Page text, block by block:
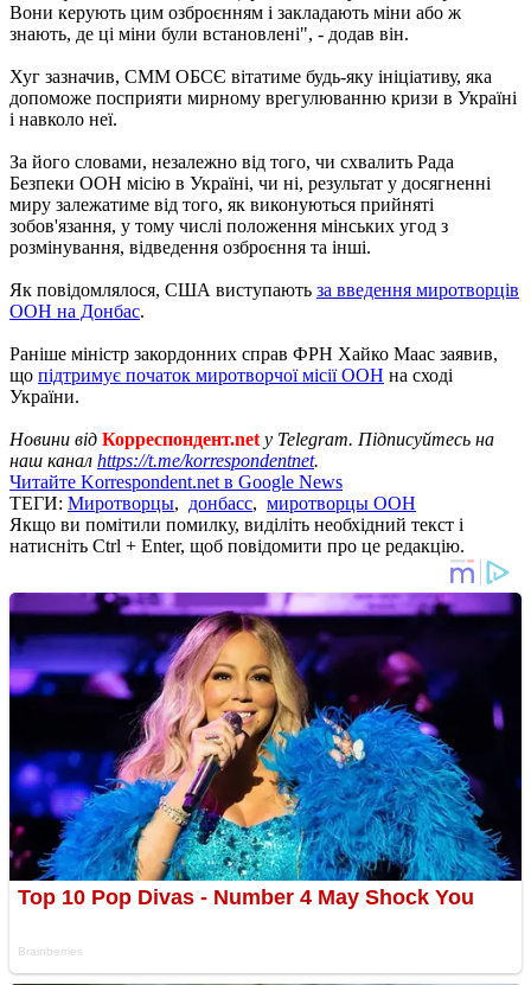
Вони керують цим озброєнням і закладають міни або ж
знають, де ці міни були встановлені", - додав він.
Хуг зазначив, СММ ОБСЄ вітатиме будь-яку ініціативу, яка
допоможе посприяти мирному врегулюванню кризи в Україні
і навколо неї.
За його словами, незалежно від того, чи схвалить Рада
Безпеки ООН місію в Україні, чи ні, результат у досягненні
миру залежатиме від того, як виконуються прийняті
зобов'язання, у тому числі положення мінських угод з
розмінування, відведення озброєння та інші.
Як повідомлялося, США виступають за введення миротворців
ООН на Донбас.
Раніше міністр закордонних справ ФРН Хайко Маас заявив,
що підтримує початок миротворчої місії ООН на сході
України.
Новини від Корреспондент.net у Telegram. Підписуйтесь на
наш канал https://t.me/korrespondentnet.
Читайте Korrespondent.net в Google News
ТЕГИ: Миротворцы, донбасс, миротворцы ООН
Якщо ви помітили помилку, виділіть необхідний текст і
натисніть Ctrl + Enter, щоб повідомити про це редакцію.